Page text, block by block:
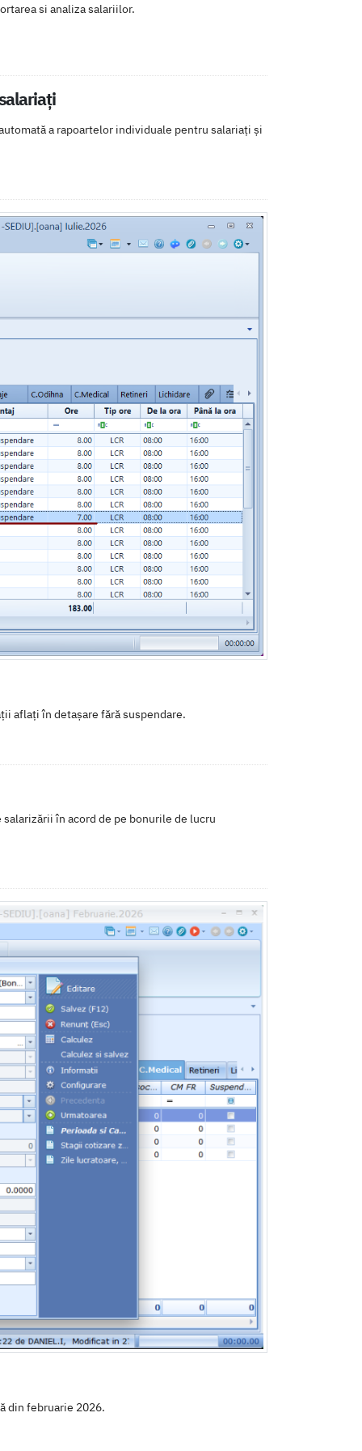
si analiza salariilor.
a rapoartelor individuale pentru salariați și
aflați în detașare fără suspendare.
în acord de pe bonurile de lucru
din februarie 2026.